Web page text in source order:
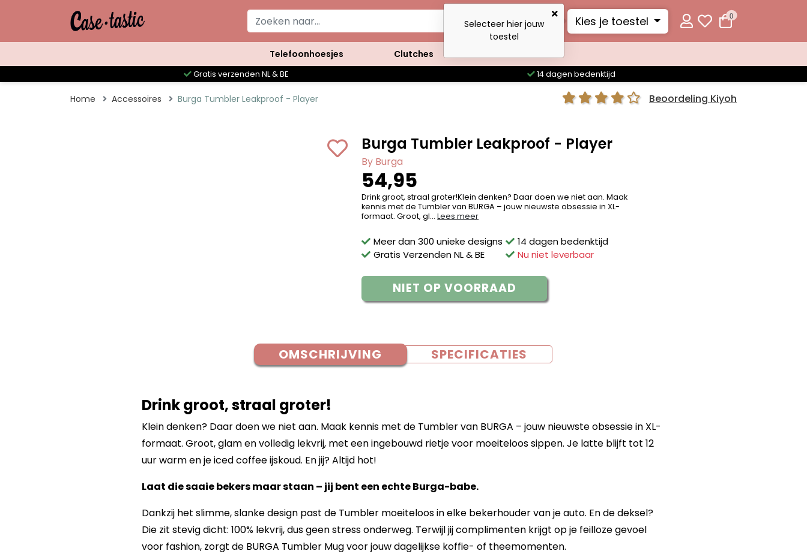
Kies je toestel 0
Telefoonhoesjes Clutches
Gratis verzenden NL & BE 14 dagen bedenktijd
Home Accessoires Burga Tumbler Leakproof - Player Beoordeling Kiyoh
Burga Tumbler Leakproof - Player
By Burga
54,95
Drink groot, straal groter!Klein denken? Daar doen we niet aan. Maak
kennis met de Tumbler van BURGA – jouw nieuwste obsessie in XL-
formaat. Groot, gl...Lees meer
Meer dan 300 unieke designs
Gratis Verzenden NL & BE
14 dagen bedenktijd
Nu niet leverbaar
NIET OP VOORRAAD
OMSCHRIJVING SPECIFICATIES
Drink groot, straal groter!
Klein denken? Daar doen we niet aan. Maak kennis met de Tumbler van BURGA – jouw nieuwste obsessie in XL-
formaat. Groot, glam en volledig lekvrij, met een ingebouwd rietje voor moeiteloos sippen. Je latte blijft tot 12
uur warm en je iced coffee ijskoud. En jij? Altijd hot!
Laat die saaie bekers maar staan – jij bent een echte Burga-babe.
Dankzij het slimme, slanke design past de Tumbler moeiteloos in elke bekerhouder van je auto. En de deksel?
Die zit stevig dicht: 100% lekvrij, dus geen stress onderweg. Terwijl jij complimenten krijgt op je feilloze gevoel
voor fashion, zorgt de BURGA Tumbler Mug voor jouw dagelijkse koffie- of theemomenten.
Selecteer hier jouw
toestel